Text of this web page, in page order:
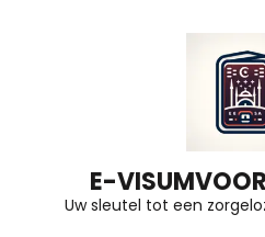
E-
Uw sleutel tot een